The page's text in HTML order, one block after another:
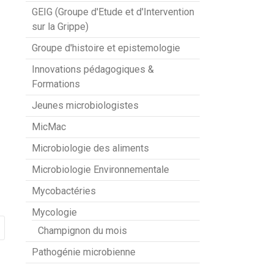
GEIG (Groupe d'Etude et d'Intervention
sur la Grippe)
Groupe d'histoire et epistemologie
Innovations pédagogiques &
Formations
Jeunes microbiologistes
MicMac
Microbiologie des aliments
Microbiologie Environnementale
Mycobactéries
Mycologie
Champignon du mois
Pathogénie microbienne